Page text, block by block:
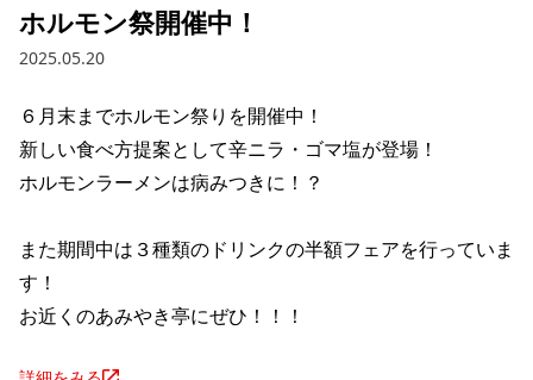
ホルモン祭開催中！
2025.05.20
６月末までホルモン祭りを開催中！
新しい食べ方提案として辛ニラ・ゴマ塩が登場！
ホルモンラーメンは病みつきに！？
また期間中は３種類のドリンクの半額フェアを行っていま
す！
お近くのあみやき亭にぜひ！！！